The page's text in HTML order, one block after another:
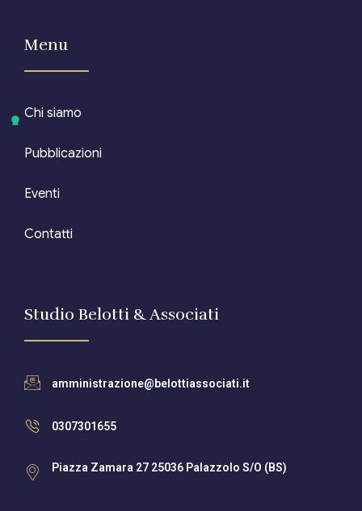
Menu
Chi siamo
Pubblicazioni
Eventi
Contatti
Studio Belotti & Associati
amministrazione@belottiassociati.it
0307301655
Piazza Zamara 27 25036 Palazzolo S/O (BS)